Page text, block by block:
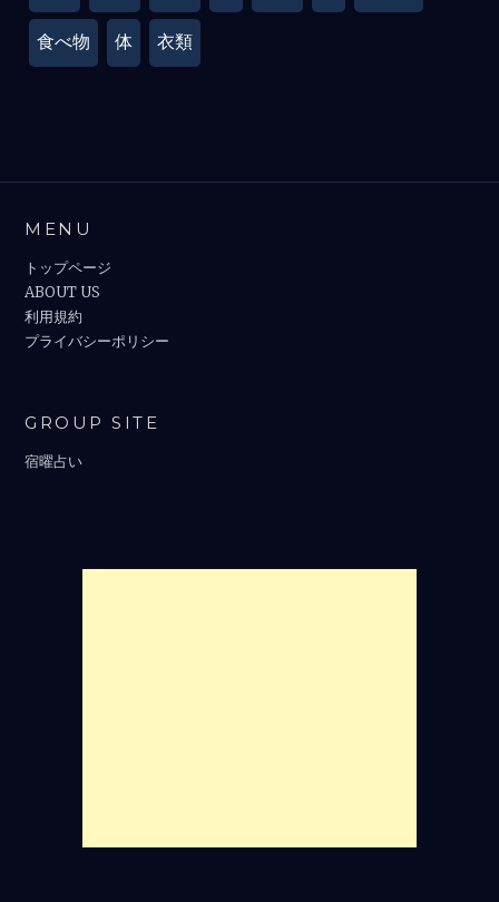
食べ物 体 衣類
MENU
トップページ
ABOUT US
利用規約
プライバシーポリシー
GROUP SITE
宿曜占い